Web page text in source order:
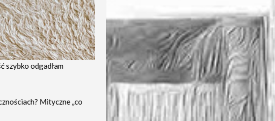
szybko odgadłam
Mityczne „co